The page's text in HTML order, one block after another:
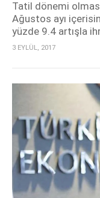
Tatil dönemi
Ağustos ayı
yüzde 9.4 artışla
3 EYLÜL, 2017